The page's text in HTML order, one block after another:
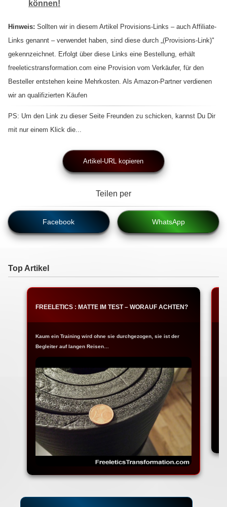
können!
Hinweis: Sollten wir in diesem Artikel Provisions-Links – auch Affiliate-
Links genannt – verwendet haben, sind diese durch „(Provisions-Link)"
gekennzeichnet. Erfolgt über diese Links eine Bestellung, erhält
freeleticstransformation.com eine Provision vom Verkäufer, für den
Besteller entstehen keine Mehrkosten. Als Amazon-Partner verdienen
wir an qualifizierten Käufen
PS: Um den Link zu dieser Seite Freunden zu schicken, kannst Du Dir
mit nur einem Klick die...
Artikel-URL kopieren
Teilen per
Facebook WhatsApp
Top Artikel
FREELETICS : MATTE IM TEST – WORAUF ACHTEN?
Kaum ein Training wird ohne sie durchgezogen, sie ist der
Begleiter auf langen Reisen…